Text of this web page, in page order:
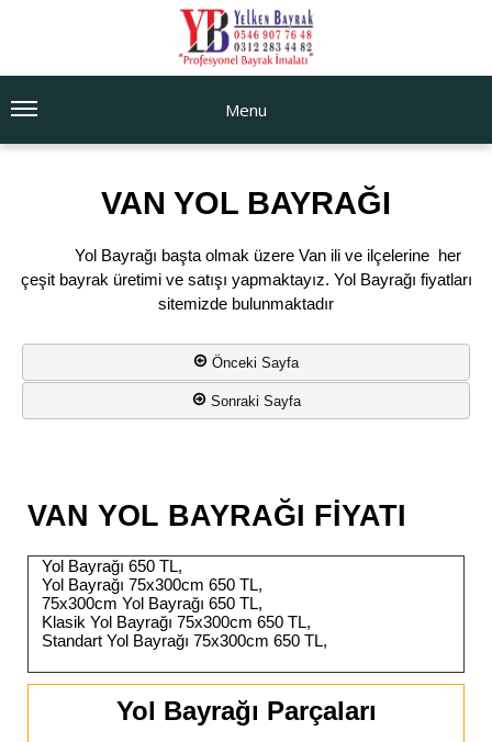
Menu
VAN YOL BAYRAĞI
Yol Bayrağı başta olmak üzere Van ili ve ilçelerine her
çeşit bayrak üretimi ve satışı yapmaktayız. Yol Bayrağı fiyatları
sitemizde bulunmaktadır
Önceki Sayfa
Sonraki Sayfa
VAN YOL BAYRAĞI FİYATI
Yol Bayrağı 650 TL,
Yol Bayrağı 75x300cm 650 TL,
75x300cm Yol Bayrağı 650 TL,
Klasik Yol Bayrağı 75x300cm 650 TL,
Standart Yol Bayrağı 75x300cm 650 TL,
Yol Bayrağı Parçaları